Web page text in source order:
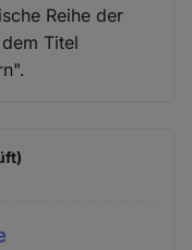
Reihe der
dem Titel